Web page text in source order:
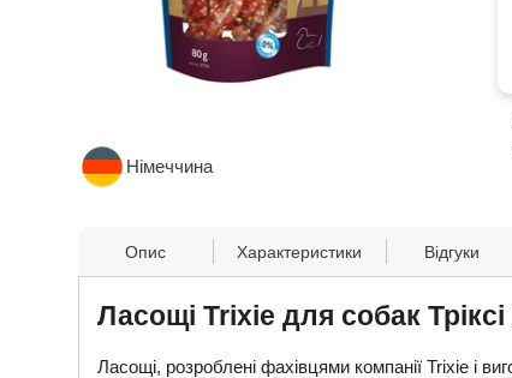
Німеччина
Опис Характеристики Відгуки
Ласощі Trixie для собак
Ласощі, розроблені фахівцями компанії Trixie і